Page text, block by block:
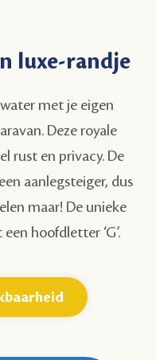
luxe-randje
met je eigen
Deze royale
rust en privacy. De
aanlegsteiger, dus
maar! De unieke
hoofdletter ‘G’.